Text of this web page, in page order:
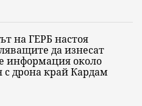
на ГЕРБ настоя
да изнесат
информация около
с дрона край Кардам